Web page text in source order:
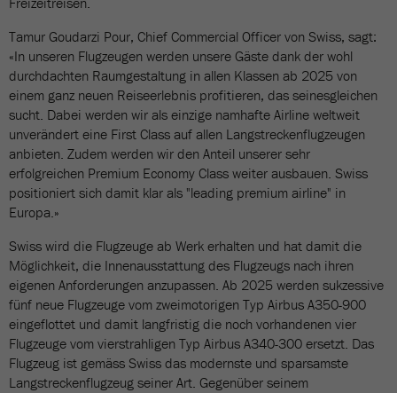
Tamur Goudarzi Pour, Chief Commercial Officer von Swiss, sagt:
«In unseren Flugzeugen werden unsere Gäste dank der wohl
durchdachten Raumgestaltung in allen Klassen ab 2025 von
einem ganz neuen Reiseerlebnis profitieren, das seinesgleichen
sucht. Dabei werden wir als einzige namhafte Airline weltweit
unverändert eine First Class auf allen Langstreckenflugzeugen
anbieten. Zudem werden wir den Anteil unserer sehr
erfolgreichen Premium Economy Class weiter ausbauen. Swiss
positioniert sich damit klar als "leading premium airline" in
Europa.»
Swiss wird die Flugzeuge ab Werk erhalten und hat damit die
Möglichkeit, die Innenausstattung des Flugzeugs nach ihren
eigenen Anforderungen anzupassen. Ab 2025 werden sukzessive
fünf neue Flugzeuge vom zweimotorigen Typ Airbus A350-900
eingeflottet und damit langfristig die noch vorhandenen vier
Flugzeuge vom vierstrahligen Typ Airbus A340-300 ersetzt. Das
Flugzeug ist gemäss Swiss das modernste und sparsamste
Langstreckenflugzeug seiner Art. Gegenüber seinem